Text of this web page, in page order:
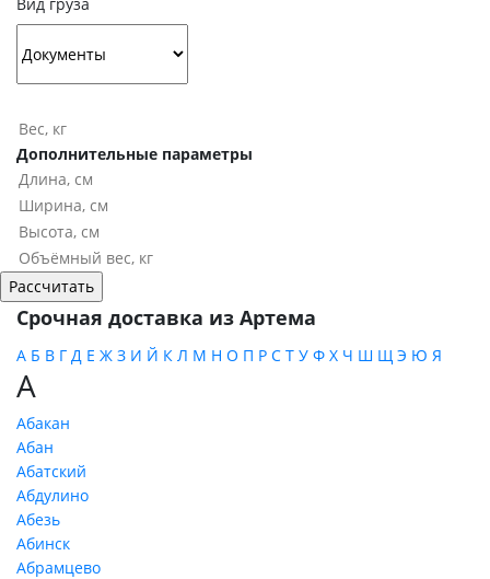
Дополнительные параметры
Срочная доставка из Артема
А Б В Г Д Е Ж З И Й К Л М Н О П Р С Т У Ф Х Ч Ш Щ Э Ю Я
А
Абакан
Абан
Абатский
Абдулино
Абезь
Абинск
Абрамцево